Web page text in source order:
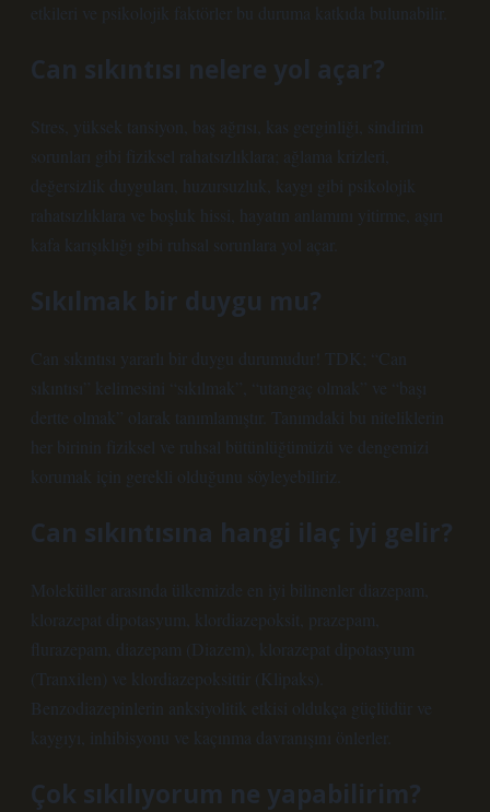
etkileri ve psikolojik faktörler bu duruma katkıda bulunabilir.
Can sıkıntısı nelere yol açar?
Stres, yüksek tansiyon, baş ağrısı, kas gerginliği, sindirim
sorunları gibi fiziksel rahatsızlıklara; ağlama krizleri,
değersizlik duyguları, huzursuzluk, kaygı gibi psikolojik
rahatsızlıklara ve boşluk hissi, hayatın anlamını yitirme, aşırı
kafa karışıklığı gibi ruhsal sorunlara yol açar.
Sıkılmak bir duygu mu?
Can sıkıntısı yararlı bir duygu durumudur! TDK; “Can
sıkıntısı” kelimesini “sıkılmak”, “utangaç olmak” ve “başı
dertte olmak” olarak tanımlamıştır. Tanımdaki bu niteliklerin
her birinin fiziksel ve ruhsal bütünlüğümüzü ve dengemizi
korumak için gerekli olduğunu söyleyebiliriz.
Can sıkıntısına hangi ilaç iyi gelir?
Moleküller arasında ülkemizde en iyi bilinenler diazepam,
klorazepat dipotasyum, klordiazepoksit, prazepam,
flurazepam, diazepam (Diazem), klorazepat dipotasyum
(Tranxilen) ve klordiazepoksittir (Klipaks).
Benzodiazepinlerin anksiyolitik etkisi oldukça güçlüdür ve
kaygıyı, inhibisyonu ve kaçınma davranışını önlerler.
Çok sıkılıyorum ne yapabilirim?